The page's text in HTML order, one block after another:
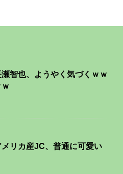
瀬智也、ようやく気づくｗｗ
メリカ産JC、普通に可愛い